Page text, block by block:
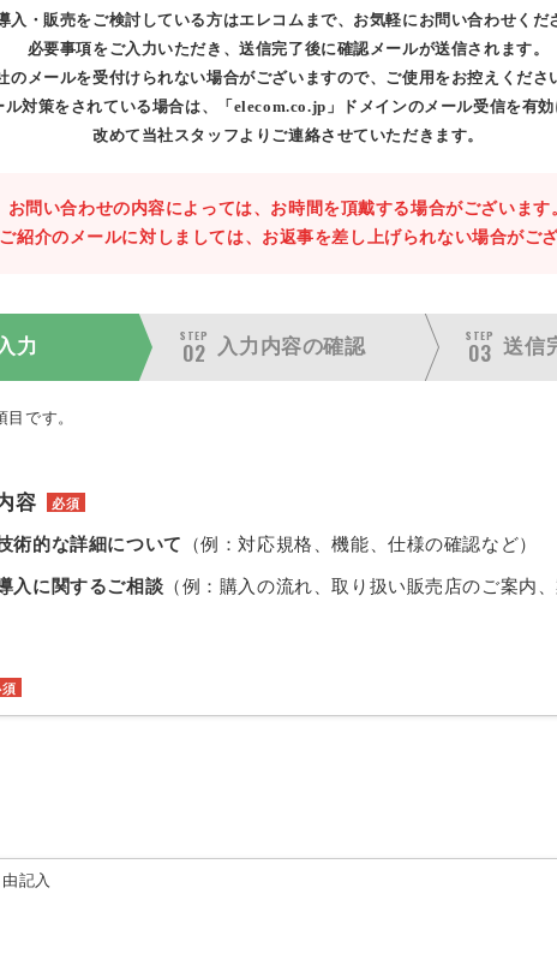
入・販売をご検討している方はエレコムまで、お気軽にお問い合わせくだ
必要事項をご入力いただき、送信完了後に確認メールが送信されます。
のメールを受付けられない場合がございますので、ご使用をお控えくださ
ル対策をされている場合は、「elecom.co.jp」ドメインのメール受信を有効
改めて当社スタッフよりご連絡させていただきます。
お問い合わせの内容によっては、お時間を頂戴する場合がございます
紹介のメールに対しましては、お返事を差し上げられない場合がござ
力
STEP
02 入力内容の確認
STEP
03 送信
目です。
容 必須
術的な詳細について （例：対応規格、機能、仕様の確認など）
入に関するご相談 （例：購入の流れ、取り扱い販売店のご案内
須
記入